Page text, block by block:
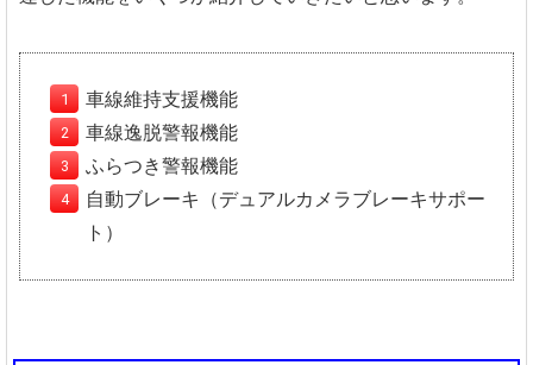
車線維持支援機能
車線逸脱警報機能
ふらつき警報機能
自動ブレーキ（デュアルカメラブレーキサポー
ト）